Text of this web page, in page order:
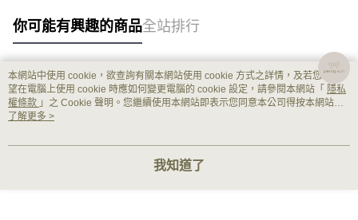
你可能有興趣的商品全站排行
熱門標籤
本網站中使用 cookie，欲查詢有關本網站使用 cookie 方式之詳情，及若您不希
望在電腦上使用 cookie 時應如何變更電腦的 cookie 設定，請參閱本網站「 隱私
權條款 」之 Cookie 聲明。您繼續使用本網站即表示您同意本公司得按本網站使
用條款之 Cookie 聲明使用 cookie。
了解更多 >
我知道了